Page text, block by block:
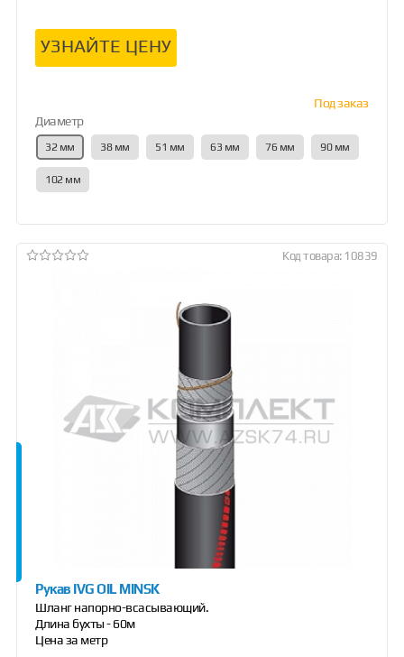
УЗНАЙТЕ ЦЕНУ
Под заказ
Диаметр
32 мм 38 мм 51 мм 63 мм 76 мм 90 мм
102 мм
Код товара: 10839
Рукав IVG OIL MINSK
Шланг напорно-всасывающий.
Длина бухты - 60м
Цена за метр